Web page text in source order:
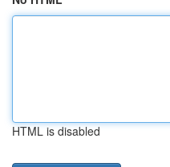
HTML is disabled